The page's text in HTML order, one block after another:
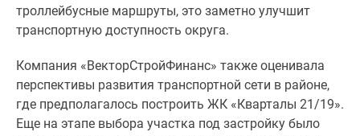
Новой
Москве
Готовые
поселки
Строящиеся
троллейбусные маршруты, это заметно улучшит
транспортную доступность округа.
Компания «ВекторСтройФинанс» также оценивала
перспективы развития транспортной сети в районе,
где предполагалось построить ЖК «Кварталы 21/19».
Еще на этапе выбора участка под застройку было